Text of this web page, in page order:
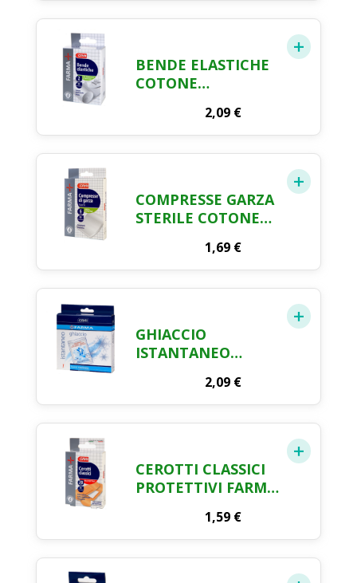
BENDE ELASTICHE
COTONE
FARMA CRAI X 2
2,09 €
COMPRESSE GARZA
STERILE COTONE
1,69 €
GHIACCIO
ISTANTANEO
FARMA CRAI
2,09 €
CEROTTI CLASSICI
PROTETTIVI FARMA
1,59 €